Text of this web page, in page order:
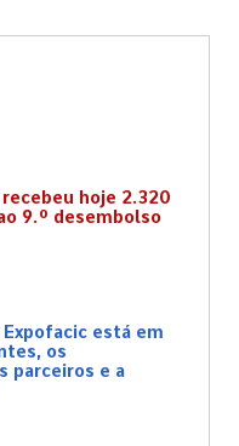
recebeu hoje 2.320
9.º desembolso
Expofacic está em
os
parceiros e a